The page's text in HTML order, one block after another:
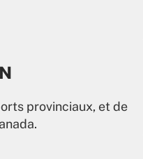
provinciaux, et de